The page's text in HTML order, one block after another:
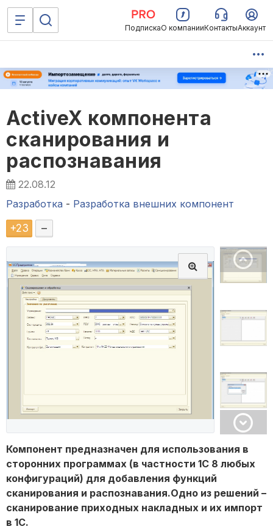
ПодпискаО компанииКонтактыАккаунт
ActiveX компонента
сканирования и
распознавания
22.08.12
Разработка - Разработка внешних компонент
+23 –
Компонент предназначен для использования в
сторонних программах (в частности 1С 8 любых
конфигураций) для добавления функций
сканирования и распознавания.Одно из решений –
сканирование приходных накладных и их импорт
в 1С.